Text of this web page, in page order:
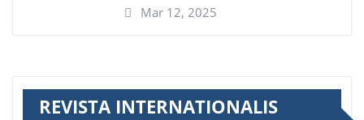
Mar 12, 2025
REVISTA INTERNATIONALIS